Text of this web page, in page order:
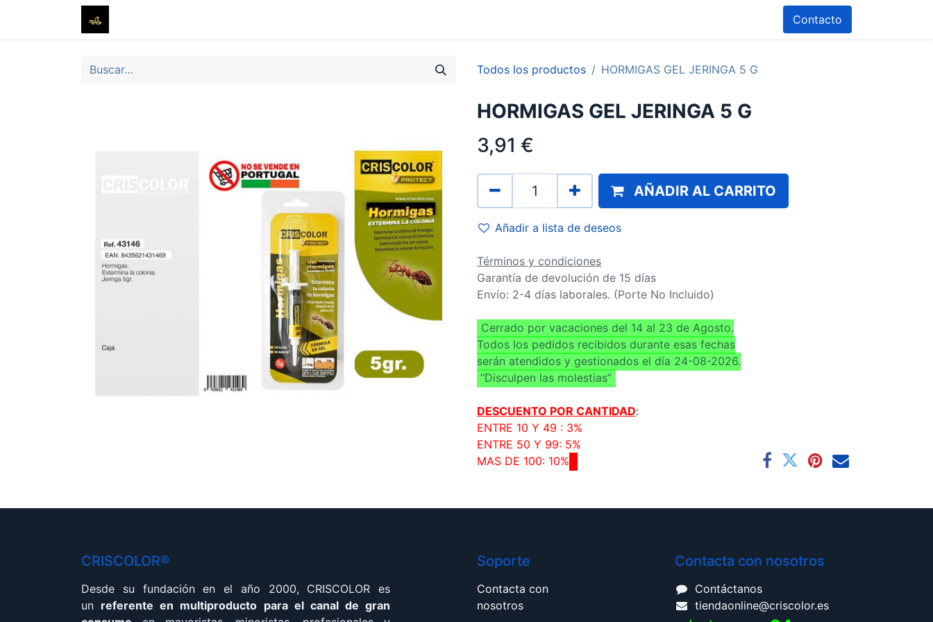
Contacto
Todos los productos HORMIGAS GEL JERINGA 5 G
HORMIGAS GEL JERINGA 5 G
3,91 €
AÑADIR AL CARRITO
Añadir a lista de deseos
Términos y condiciones
Garantía de devolución de 15 días
Envío: 2-4 días laborales. (Porte No Incluido)
Cerrado por vacaciones del 14 al 23 de Agosto.
Todos los pedidos recibidos durante esas fechas
serán atendidos y gestionados el día 24-08-2026.
“Disculpen las molestias”
DESCUENTO POR CANTIDAD:
ENTRE 10 Y 49 : 3%
ENTRE 50 Y 99: 5%
MAS DE 100: 10%
CRISCOLOR®
Desde su fundación en el año 2000, CRISCOLOR es
un referente en multiproducto para el canal de gran
Soporte
Contacta con
nosotros
Contacta con nosotros
Contáctanos
tiendaonline@criscolor.es